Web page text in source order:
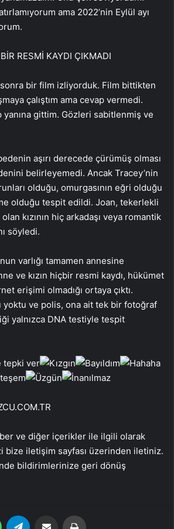
ama 2022’nin Eylül ayı
RESMİ KAYDI ÇIKMADI
bir film izliyorduk. Film bittikten
çalıştım ama cevap vermedi.
yanına gittim. Gözleri sabitlenmiş ve
aşırı derecede çürümüş olması
belirleyemedi. Ancak Tracey’nin
olduğu, omurgasının eğri olduğu
olduğu tespit edildi. Joan, tekerlekli
kızının hiç arkadaşı veya romantik
söyledi.
varlığı tamamen annesine
ve kızın hiçbir resmi kaydı, hükümet
erişimi olmadığı ortaya çıktı.
yoktu ve polis, ona ait tek bir fotoğraf
yalnızca DNA testiyle tespit
tepki ver
ve diğer içerikler ile ilgili olarak
bize iletişim sayfası üzerinden iletiniz.
bildirimlerinize geri dönüş
WhatsApp Email'den paylaş